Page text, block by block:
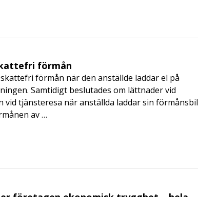
förmån
förmån när den anställde laddar el på
Samtidigt beslutades om lättnader vid
tjänsteresa när anställda laddar sin förmånsbil
av …